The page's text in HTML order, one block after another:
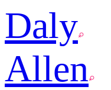
Daly
Allen